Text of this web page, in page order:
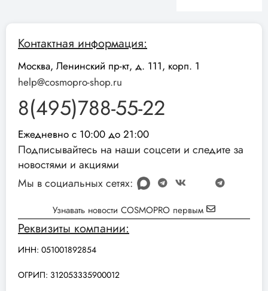
Контактная информация:
Москва, Ленинский пр-кт, д. 111, корп. 1
help@cosmopro-shop.ru
8(495)788-55-22
Ежедневно с 10:00 до 21:00
Подписывайтесь на наши соцсети и следите за
новостями и акциями
Мы в социальных сетях:
Узнавать новости COSMOPRO первым
Реквизиты компании:
ИНН: 051001892854
ОГРИП: 312053335900012